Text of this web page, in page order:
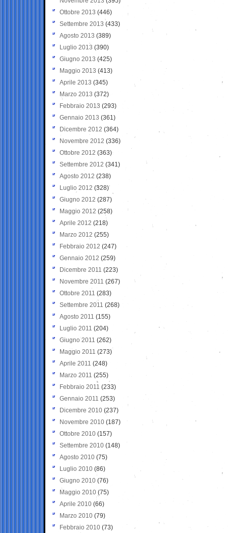
Ottobre 2013 (446)
Settembre 2013 (433)
Agosto 2013 (389)
Luglio 2013 (390)
Giugno 2013 (425)
Maggio 2013 (413)
Aprile 2013 (345)
Marzo 2013 (372)
Febbraio 2013 (293)
Gennaio 2013 (361)
Dicembre 2012 (364)
Novembre 2012 (336)
Ottobre 2012 (363)
Settembre 2012 (341)
Agosto 2012 (238)
Luglio 2012 (328)
Giugno 2012 (287)
Maggio 2012 (258)
Aprile 2012 (218)
Marzo 2012 (255)
Febbraio 2012 (247)
Gennaio 2012 (259)
Dicembre 2011 (223)
Novembre 2011 (267)
Ottobre 2011 (283)
Settembre 2011 (268)
Agosto 2011 (155)
Luglio 2011 (204)
Giugno 2011 (262)
Maggio 2011 (273)
Aprile 2011 (248)
Marzo 2011 (255)
Febbraio 2011 (233)
Gennaio 2011 (253)
Dicembre 2010 (237)
Novembre 2010 (187)
Ottobre 2010 (157)
Settembre 2010 (148)
Agosto 2010 (75)
Luglio 2010 (86)
Giugno 2010 (76)
Maggio 2010 (75)
Aprile 2010 (66)
Marzo 2010 (79)
Febbraio 2010 (73)